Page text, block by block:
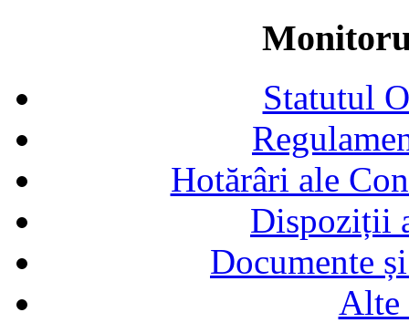
Statutul
Hotărâri ale
Dispoziții
Documente
Alte